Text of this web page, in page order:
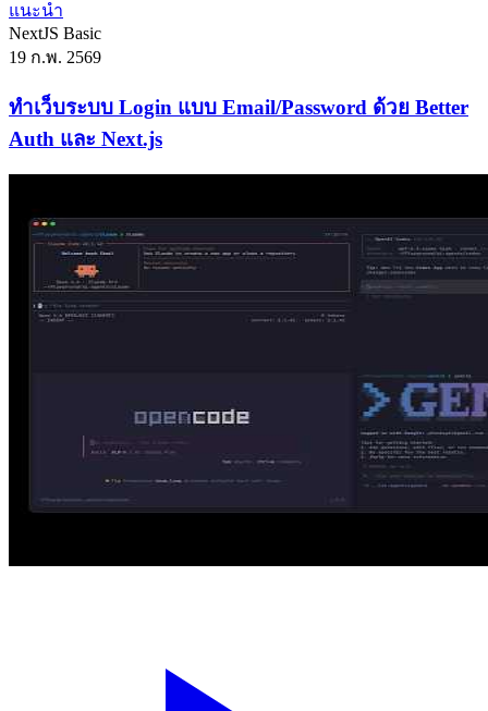
แนะนำ
NextJS Basic
19 ก.พ. 2569
ทำเว็บระบบ Login แบบ Email/Password ด้วย Better
Auth และ Next.js